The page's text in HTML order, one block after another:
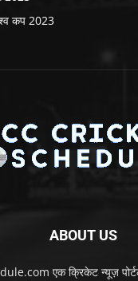
कप 2023
ABOUT US
एक क्रिकेट न्यूज़